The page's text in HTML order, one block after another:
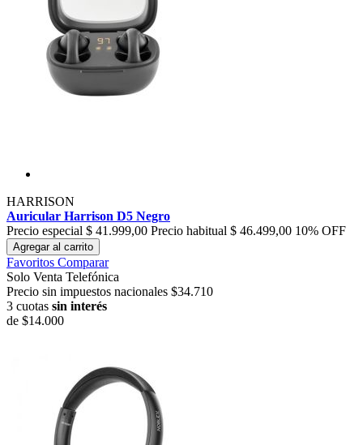
HARRISON
Auricular Harrison D5 Negro
Precio especial $ 41.999,00 Precio habitual $ 46.499,00 10% OFF
Agregar al carrito
Favoritos Comparar
Solo Venta Telefónica
Precio sin impuestos nacionales $34.710
3 cuotas sin interés
de $14.000